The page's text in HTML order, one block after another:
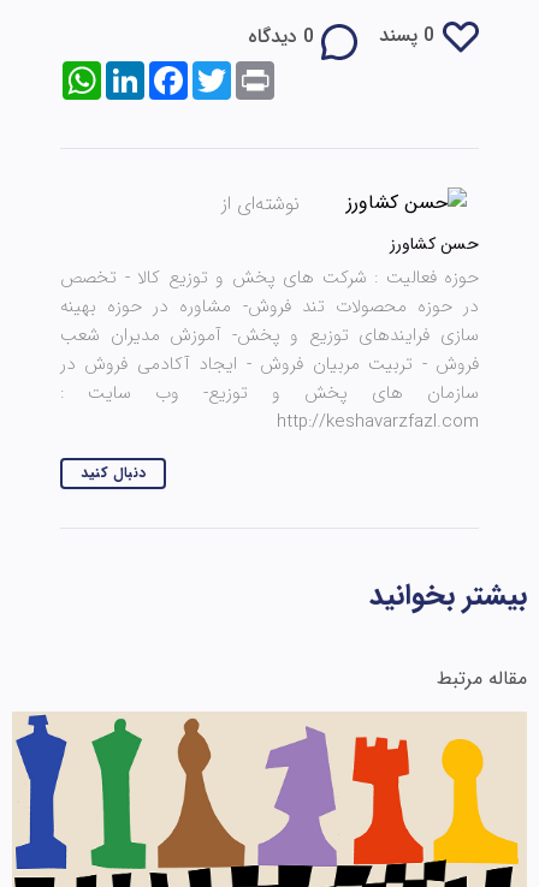
0 پسند
0 دیدگاه
WhatsAppLinkedInFacebookTwitterPrint
نوشته‌ای از
حسن کشاورز
حوزه فعالیت : شرکت های پخش و توزیع کالا - تخصص
در حوزه محصولات تند فروش- مشاوره در حوزه بهینه
سازی فرایندهای توزیع و پخش- آموزش مدیران شعب
فروش - تربیت مربیان فروش - ایجاد آکادمی فروش در
سازمان های پخش و توزیع- وب سایت :
http://keshavarzfazl.com
دنبال کنید
بیشتر بخوانید
مقاله مرتبط